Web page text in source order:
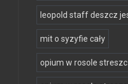
leopold staff deszcz
mit o syzyfie cały
opium w rosole